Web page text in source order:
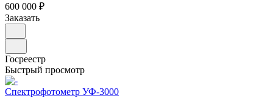
600 000 ₽
Заказать
Госреестр
Быстрый просмотр
Спектрофотометр УФ-3000